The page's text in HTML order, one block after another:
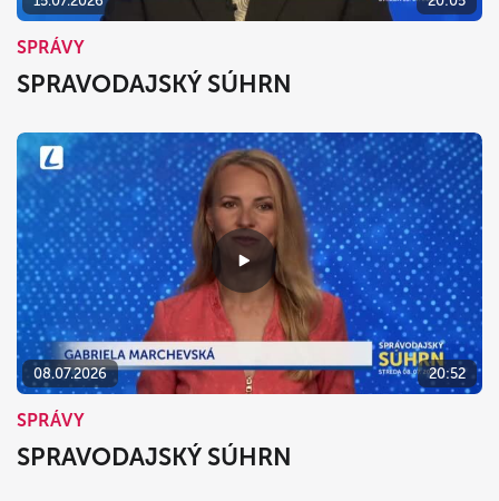
SPRÁVY
SPRAVODAJSKÝ SÚHRN
08.07.2026 20:52
SPRÁVY
SPRAVODAJSKÝ SÚHRN